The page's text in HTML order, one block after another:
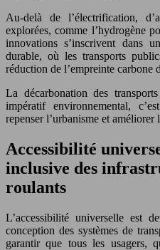
Au-delà de l’électrification,
explorées, comme l’hydrogène
innovations s’inscrivent dans
durable, où les transports
réduction de l’empreinte carbone
La décarbonation des
impératif environnemental,
repenser l’urbanisme et
Accessibilité
inclusive des
roulants
L’accessibilité universelle est
conception des systèmes de
garantir que tous les usagers,